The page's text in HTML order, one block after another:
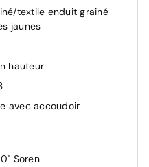
domestique
(22 kW) ou sur
de signalisation
profondeur
textile enduit grainé
jaunes
hauteur
avec accoudoir
Soren